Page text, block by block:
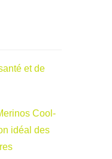
et de
Cool-
idéal des